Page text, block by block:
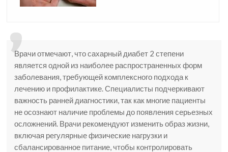
Врачи отмечают, что сахарный диабет 2 степени
является одной из наиболее распространенных форм
заболевания, требующей комплексного подхода к
лечению и профилактике. Специалисты подчеркивают
важность ранней диагностики, так как многие пациенты
не осознают наличие проблемы до появления серьезных
осложнений. Врачи рекомендуют изменить образ жизни,
включая регулярные физические нагрузки и
сбалансированное питание, чтобы контролировать